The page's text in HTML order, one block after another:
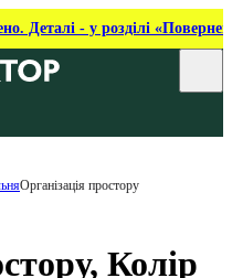
Деталі - у розділі
Організація простору
Колір